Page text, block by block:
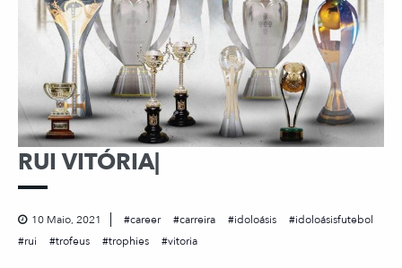
RUI VITÓRIA|
10 Maio, 2021 career carreira idoloásis
idoloásisfutebol
rui
trofeus trophies vitoria